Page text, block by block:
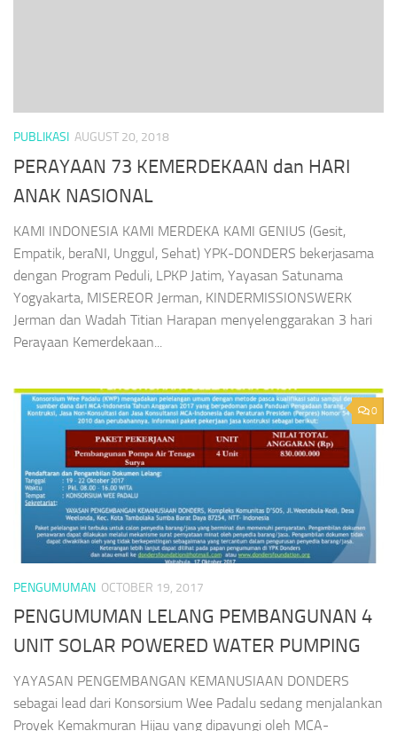
PUBLIKASI AUGUST 20, 2018
PERAYAAN 73 KEMERDEKAAN dan HARI
ANAK NASIONAL
KAMI INDONESIA KAMI MERDEKA KAMI GENIUS (Gesit,
Empatik, beraNI, Unggul, Sehat) YPK-DONDERS bekerjasama
dengan Program Peduli, LPKP Jatim, Yayasan Satunama
Yogyakarta, MISEREOR Jerman, KINDERMISSIONSWERK
Jerman dan Wadah Titian Harapan menyelenggarakan 3 hari
Perayaan Kemerdekaan...
0
PENGUMUMAN OCTOBER 19, 2017
PENGUMUMAN LELANG PEMBANGUNAN 4
UNIT SOLAR POWERED WATER PUMPING
YAYASAN PENGEMBANGAN KEMANUSIAAN DONDERS
sebagai lead dari Konsorsium Wee Padalu sedang menjalankan
Proyek Kemakmuran Hijau yang dipayungi oleh MCA-